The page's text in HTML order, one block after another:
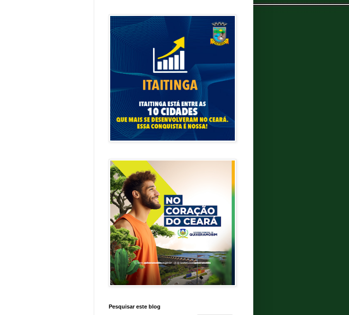
Pesquisar este blog